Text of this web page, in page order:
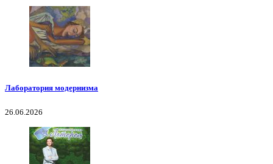
Лаборатория модернизма
26.06.2026